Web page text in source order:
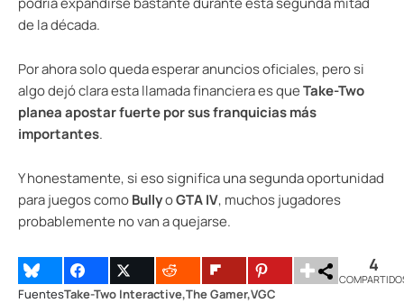
de la década.
Por ahora solo queda esperar anuncios oficiales, pero si
algo dejó clara esta llamada financiera es queTake-Two
planea apostar fuerte por sus franquicias más
importantes.
Y honestamente, si eso significa una segunda oportunidad
para juegos comoBullyoGTA IV, muchos jugadores
probablemente no van a quejarse.
4
FuentesTake-Two Interactive The Gamer VGC